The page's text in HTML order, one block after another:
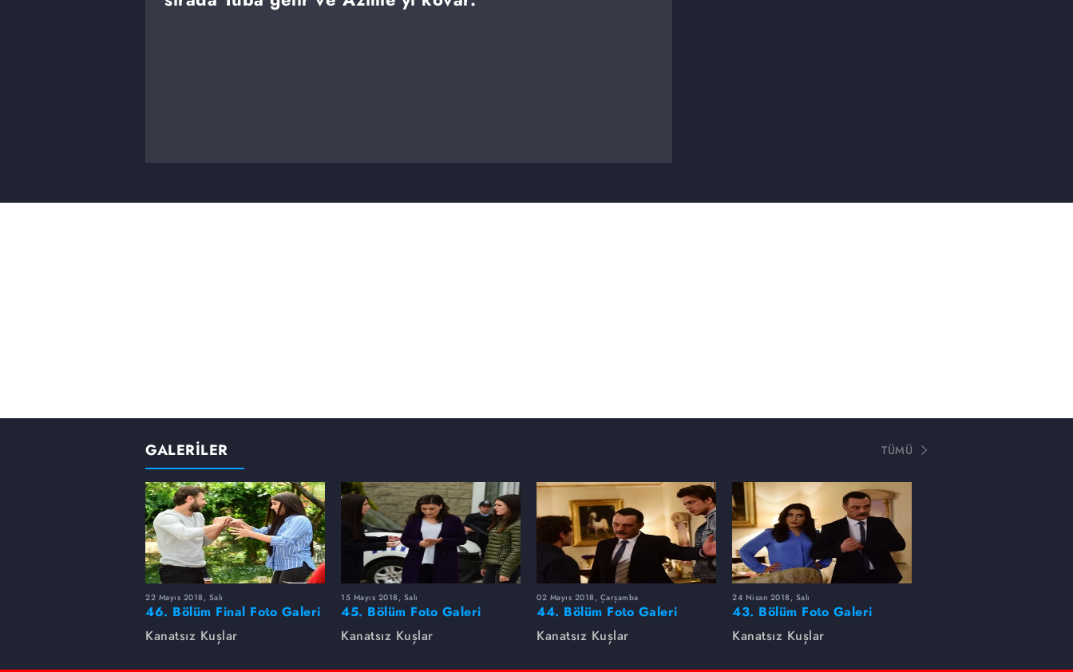
GALERİLER TÜMÜ
22 Mayıs 2018, Salı
46. Bölüm Final Foto Galeri
Kanatsız Kuşlar
15 Mayıs 2018, Salı
45. Bölüm Foto Galeri
Kanatsız Kuşlar
02 Mayıs 2018, Çarşamba
44. Bölüm Foto Galeri
Kanatsız Kuşlar
24 Nisan 2018, Salı
43. Bölüm Foto Galeri
Kanatsız Kuşlar